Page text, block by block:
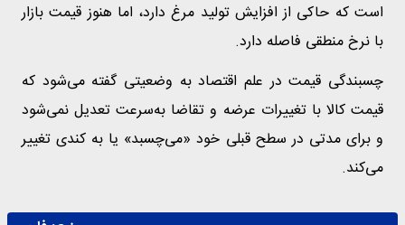
است که حاکی از افزایش تولید مرغ دارد، اما هنوز قیمت بازار
با نرخ منطقی فاصله دارد.
چسبندگی قیمت در علم اقتصاد به وضعیتی گفته می‌شود که
قیمت کالا با تغییرات عرضه و تقاضا به‌سرعت تعدیل نمی‌شود
و برای مدتی در سطح قبلی خود «می‌چسبد» یا به کندی تغییر
می‌کند.